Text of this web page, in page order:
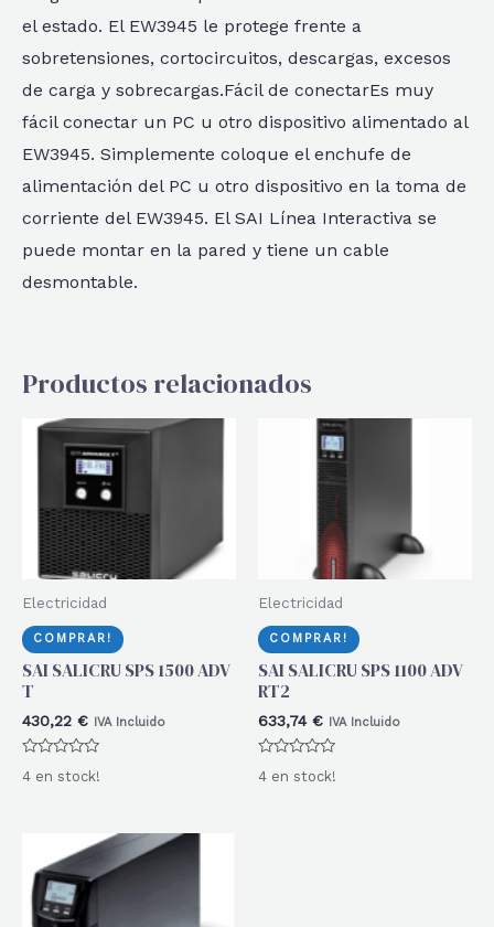
el estado. El EW3945 le protege frente a
sobretensiones, cortocircuitos, descargas, excesos
de carga y sobrecargas.Fácil de conectarEs muy
fácil conectar un PC u otro dispositivo alimentado al
EW3945. Simplemente coloque el enchufe de
alimentación del PC u otro dispositivo en la toma de
corriente del EW3945. El SAI Línea Interactiva se
puede montar en la pared y tiene un cable
desmontable.
Productos relacionados
Electricidad
COMPRAR!
SAI SALICRU SPS 1500 ADV
T
430,22 € IVA Incluido
con
4 en stock!
Electricidad
COMPRAR!
SAI SALICRU SPS 1100 ADV
RT2
633,74 € IVA Incluido
con
4 en stock!